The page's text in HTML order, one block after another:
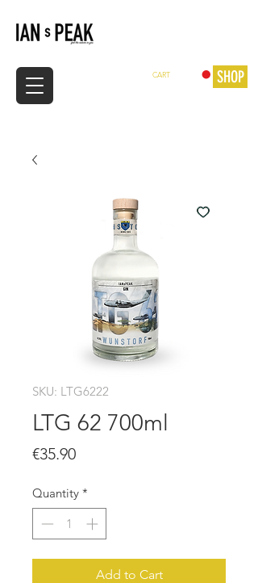
SHOP
CART
SKU: LTG6222
LTG 62 700ml
€35.90Price
Quantity *
Add to Cart